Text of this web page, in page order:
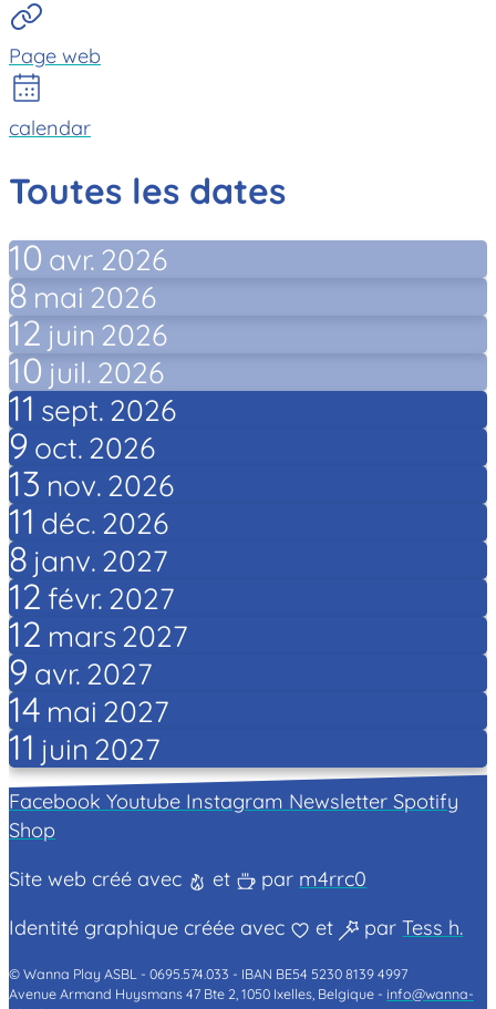
Page web
calendar
Toutes les dates
10 avr. 2026
8 mai 2026
12 juin 2026
10 juil. 2026
11 sept. 2026
9 oct. 2026
13 nov. 2026
11 déc. 2026
8 janv. 2027
12 févr. 2027
12 mars2027
9 avr. 2027
14 mai 2027
11 juin 2027
Facebook Youtube Instagram Newsletter Spotify
Shop
Site web créé avec
et par m4rrc0
Identité graphique créée avec
et parTess h.
© Wanna Play ASBL - 0695.574.033 - IBAN BE54 5230 8139 4997
Avenue Armand Huysmans 47 Bte 2, 1050 Ixelles, Belgique -